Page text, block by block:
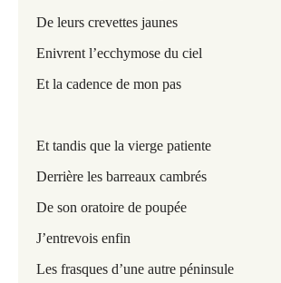
De leurs crevettes jaunes
Enivrent l’ecchymose du ciel
Et la cadence de mon pas
Et tandis que la vierge patiente
Derrière les barreaux cambrés
De son oratoire de poupée
J’entrevois enfin
Les frasques d’une autre péninsule